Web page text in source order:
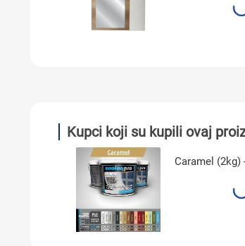
Kupci koji su kupili ovaj
Caramel (2kg)